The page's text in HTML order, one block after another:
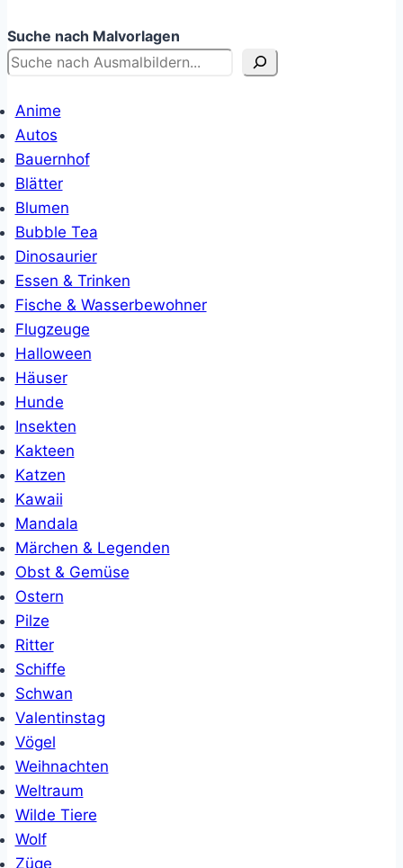
Suche nach Malvorlagen
Anime
Autos
Bauernhof
Blätter
Blumen
Bubble Tea
Dinosaurier
Essen & Trinken
Fische & Wasserbewohner
Flugzeuge
Halloween
Häuser
Hunde
Insekten
Kakteen
Katzen
Kawaii
Mandala
Märchen & Legenden
Obst & Gemüse
Ostern
Pilze
Ritter
Schiffe
Schwan
Valentinstag
Vögel
Weihnachten
Weltraum
Wilde Tiere
Wolf
Züge